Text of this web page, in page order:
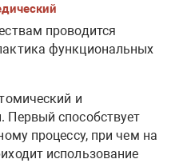
проводится
функциональных
и
Первый способствует
процессу, при чем на
использование